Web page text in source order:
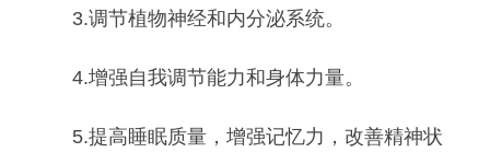
3.调节植物神经和内分泌系统。
4.增强自我调节能力和身体力量。
5.提高睡眠质量，增强记忆力，改善精神状